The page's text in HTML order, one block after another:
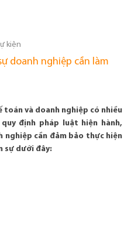
kiện
doanh nghiệp cần làm
toán và doanh nghiệp có nhiều
định pháp luật hiện hành,
nghiệp cần đảm bảo thực hiện
sự dưới đây: